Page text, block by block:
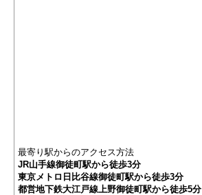
最寄り駅からのアクセス方法
JR山手線御徒町駅から徒歩3分
東京メトロ日比谷線御徒町駅から徒歩3分
都営地下鉄大江戸線上野御徒町駅から徒歩5分